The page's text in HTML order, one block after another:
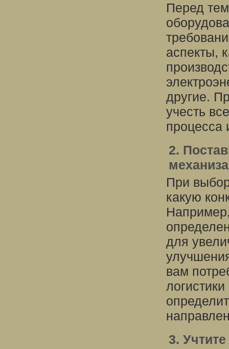
Перед
аспекты,
другие.
учесть
процесса
2.
При
какую
для
вам
3.